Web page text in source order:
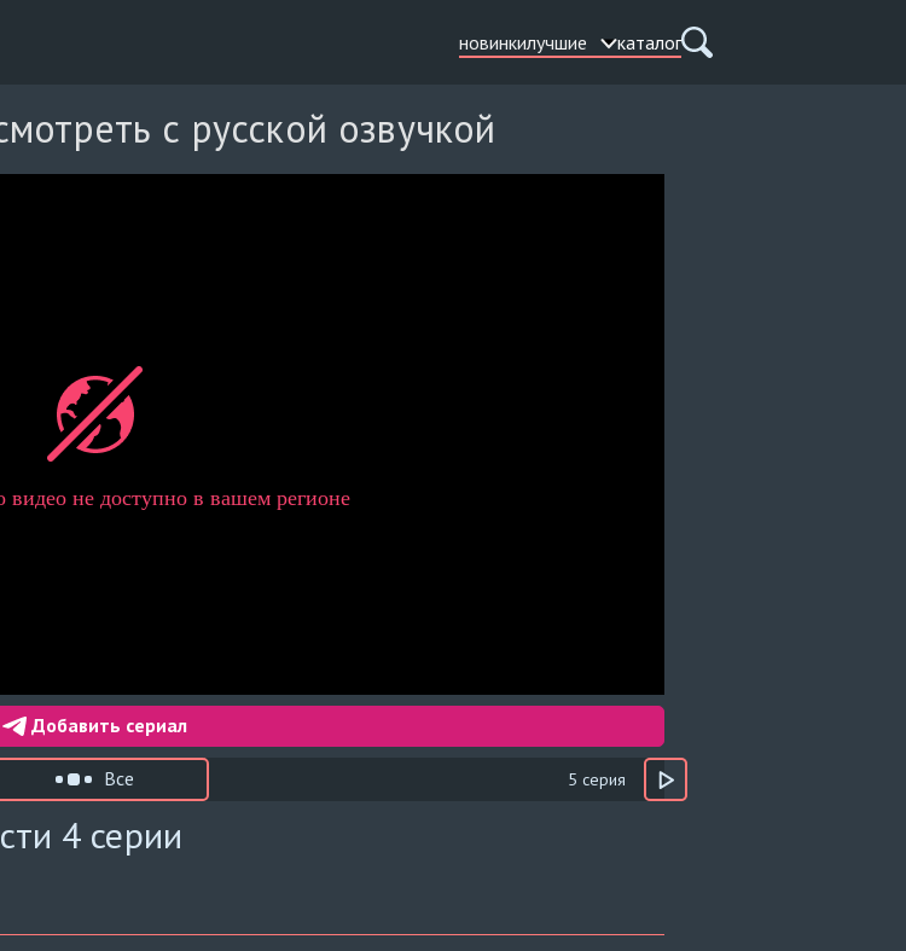
новинкилучшие каталог
с русской озвучкой
Добавить сериал
Все 5 серия
4 серии